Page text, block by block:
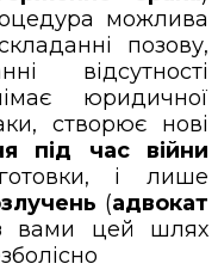
можлива
позову,
відсутності
юридичної
створює нові
під час війни
і лише
(адвокат
вами цей шлях